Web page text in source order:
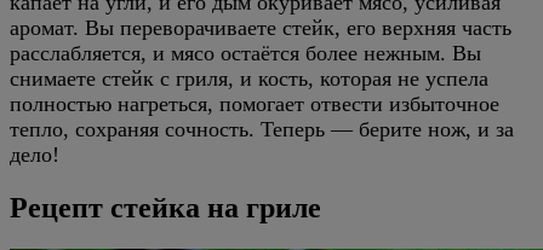
аромат. Вы переворачиваете стейк, его верхняя часть
расслабляется, и мясо остаётся более нежным. Вы
снимаете стейк с гриля, и кость, которая не успела
полностью нагреться, помогает отвести избыточное
тепло, сохраняя сочность. Теперь — берите нож, и за
дело!
Рецепт стейка на гриле